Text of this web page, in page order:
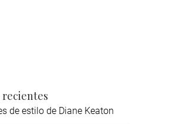
de estilo de Diane Keaton